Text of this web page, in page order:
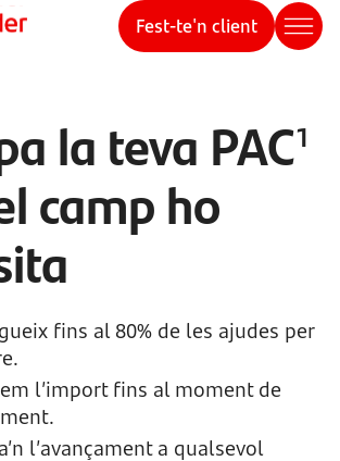
Fest-te'n client
la teva PAC1
camp ho
fins al 80% de les ajudes per
l’import fins al moment de
l’avançament a qualsevol